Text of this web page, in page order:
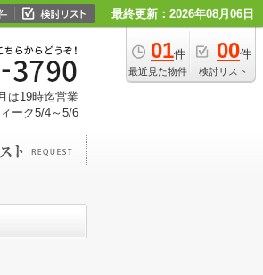
最終更新：2026年08月06日
01件
最近見た物件
00件
検討リスト
は19時迄営業
ーク5/4～5/6